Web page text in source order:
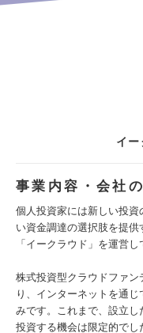
イ
事業内容・会社
個人投資家には新しい投
い資金調達の選択肢を提
「イークラウド」を運営し
株式投資型クラウドファン
り、インターネットを通
みです。これまで、設立
投資する機会は限定的でし